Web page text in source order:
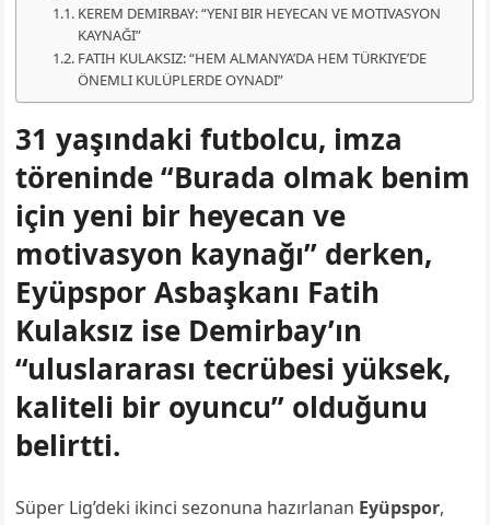
KEREM DEMIRBAY: “YENI BIR HEYECAN VE MOTIVASYON
KAYNAĞI”
FATIH KULAKSIZ: “HEM ALMANYA’DA HEM TÜRKIYE’DE
ÖNEMLI KULÜPLERDE OYNADI”
31 yaşındaki futbolcu, imza
töreninde “Burada olmak benim
için yeni bir heyecan ve
motivasyon kaynağı” derken,
Eyüpspor Asbaşkanı Fatih
Kulaksız ise Demirbay’ın
“uluslararası tecrübesi yüksek,
kaliteli bir oyuncu” olduğunu
belirtti.
Süper Lig’deki ikinci sezonuna hazırlanan Eyüpspor,